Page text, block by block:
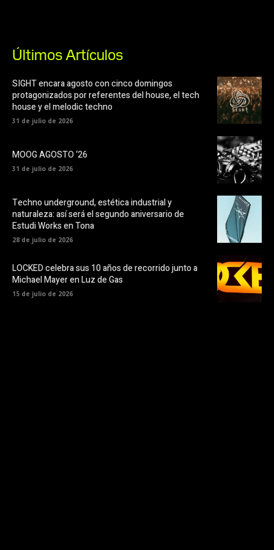
Últimos Artículos
SIGHT encara agosto con cinco domingos
protagonizados por referentes del house, el tech
house y el melodic techno
31 de julio de 2026
MOOG AGOSTO ‘26
31 de julio de 2026
Techno underground, estética industrial y
naturaleza: así será el segundo aniversario de
Estudi Works en Tona
28 de julio de 2026
LOCKED celebra sus 10 años de recorrido junto a
Michael Mayer en Luz de Gas
15 de julio de 2026